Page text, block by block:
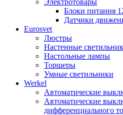
Электротовары
Блоки питания
Датчики
Eurosvet
Люстры
Настенные
Настольные лампы
Торшеры
Умные светильники
Werkel
Автоматические
Автоматические
дифференциального